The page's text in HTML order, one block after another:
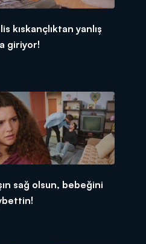
kıskançlıktan yanlış
giriyor!
sağ olsun, bebeğini